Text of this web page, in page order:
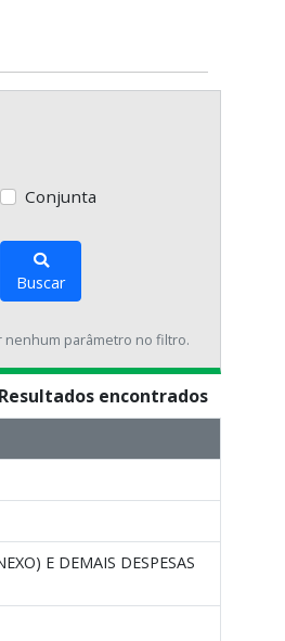
Conjunta
Buscar
nenhum parâmetro no filtro.
encontrados
E DEMAIS DESPESAS